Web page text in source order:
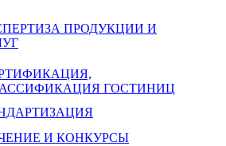
ПРОДУКЦИИ И
ГОСТИНИЦ
И КОНКУРСЫ